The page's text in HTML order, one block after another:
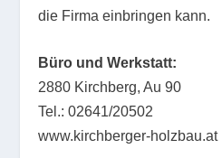
die Firma einbringen kann.
Büro und Werkstatt:
2880 Kirchberg, Au 90
Tel.: 02641/20502
www.kirchberger-holzbau.at